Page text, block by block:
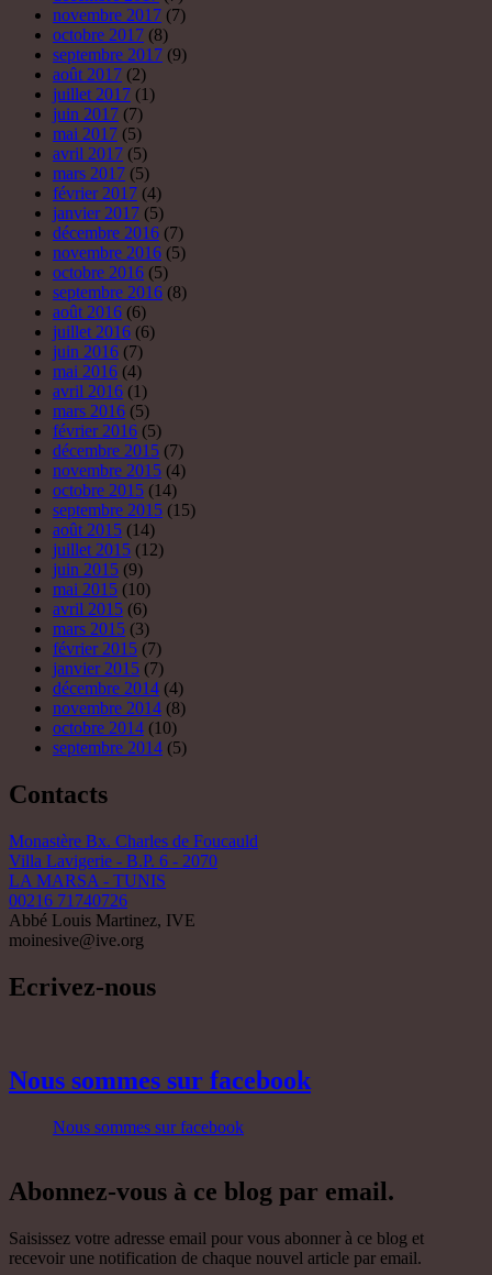
novembre 2017 (7)
octobre 2017 (8)
septembre 2017 (9)
août 2017 (2)
juillet 2017 (1)
juin 2017 (7)
mai 2017 (5)
avril 2017 (5)
mars 2017 (5)
février 2017 (4)
janvier 2017 (5)
décembre 2016 (7)
novembre 2016 (5)
octobre 2016 (5)
septembre 2016 (8)
août 2016 (6)
juillet 2016 (6)
juin 2016 (7)
mai 2016 (4)
avril 2016 (1)
mars 2016 (5)
février 2016 (5)
décembre 2015 (7)
novembre 2015 (4)
octobre 2015 (14)
septembre 2015 (15)
août 2015 (14)
juillet 2015 (12)
juin 2015 (9)
mai 2015 (10)
avril 2015 (6)
mars 2015 (3)
février 2015 (7)
janvier 2015 (7)
décembre 2014 (4)
novembre 2014 (8)
octobre 2014 (10)
septembre 2014 (5)
Contacts
Monastère Bx. Charles de Foucauld
Villa Lavigerie - B.P. 6 - 2070
LA MARSA - TUNIS
00216 71740726
Abbé Louis Martinez, IVE
moinesive@ive.org
Ecrivez-nous
Nous sommes sur facebook
Nous sommes sur facebook
Abonnez-vous à ce blog par email.
Saisissez votre adresse email pour vous abonner à ce blog et
recevoir une notification de chaque nouvel article par email.